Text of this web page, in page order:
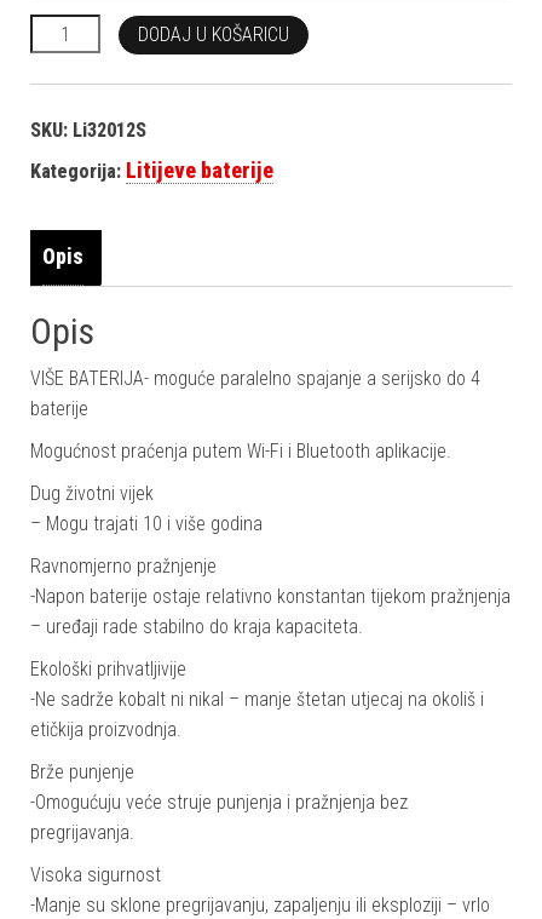
LIFEPO4 baterija 320Ah 12.8V SERIJSKO spajanje količina
DODAJ U KOŠARICU
SKU: Li32012S
Kategorija: Litijeve baterije
Opis
Opis
VIŠE BATERIJA- moguće paralelno spajanje a serijsko do 4
baterije
Mogućnost praćenja putem Wi-Fi i Bluetooth aplikacije.
Dug životni vijek
– Mogu trajati 10 i više godina
Ravnomjerno pražnjenje
-Napon baterije ostaje relativno konstantan tijekom pražnjenja
– uređaji rade stabilno do kraja kapaciteta.
Ekološki prihvatljivije
-Ne sadrže kobalt ni nikal – manje štetan utjecaj na okoliš i
etičkija proizvodnja.
Brže punjenje
-Omogućuju veće struje punjenja i pražnjenja bez
pregrijavanja.
Visoka sigurnost
-Manje su sklone pregrijavanju, zapaljenju ili eksploziji – vrlo